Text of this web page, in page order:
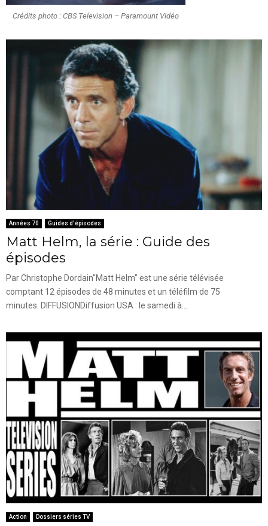
Crédits photo : CBS Television – Paramount Vidéo
Années 70 Guides d'épisodes
Matt Helm, la série : Guide des
épisodes
Par Christophe Dordain"Matt Helm" est une série télévisée
comptant 12 épisodes de 48 minutes et un téléfilm de 75
minutes. DIFFUSIONDiffusion USA : le samedi à...
Action Dossiers séries TV